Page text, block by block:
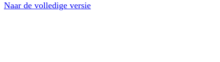
Naar de volledige versie